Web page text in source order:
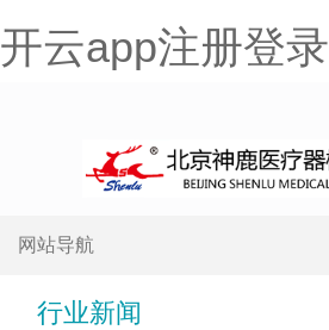
开云app注册登录
网站导航
行业新闻